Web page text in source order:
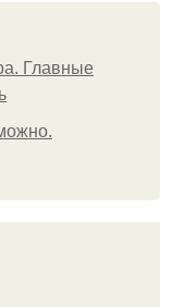
Главные